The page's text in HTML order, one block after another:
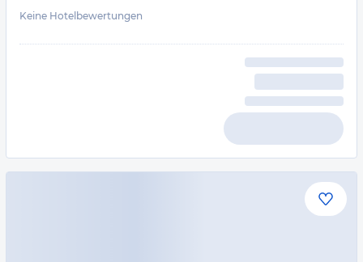
Keine Hotelbewertungen